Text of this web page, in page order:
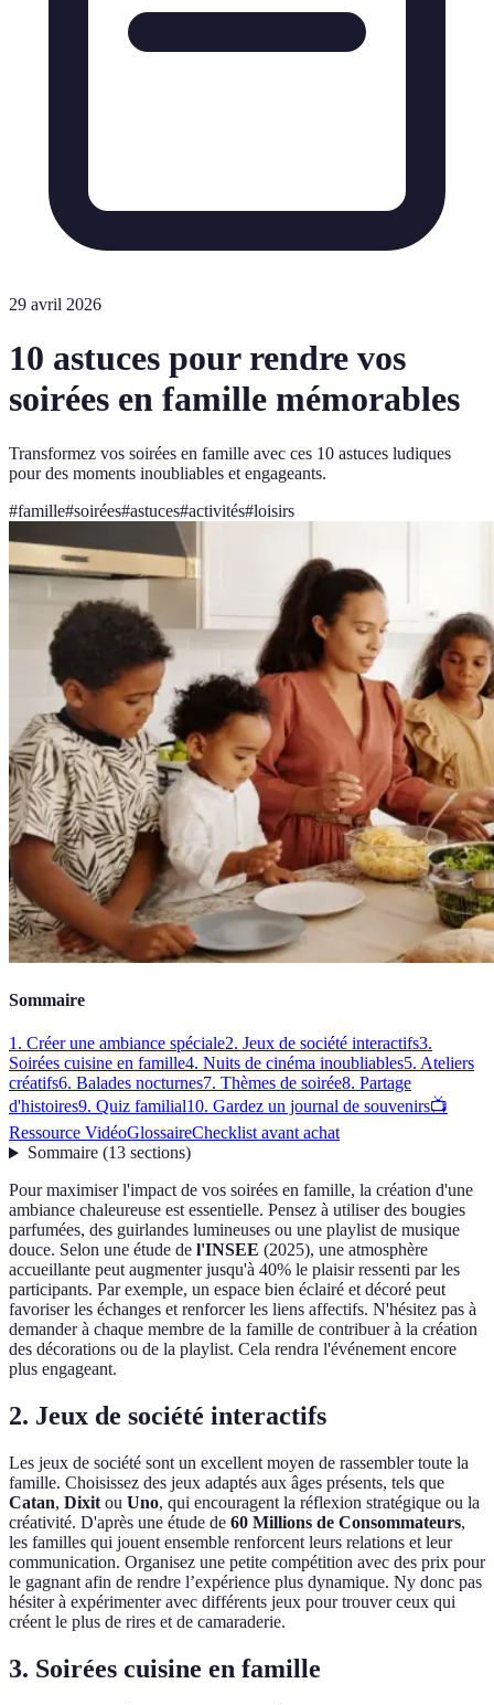
29 avril 2026
10 astuces pour rendre vos
soirées en famille mémorables
Transformez vos soirées en famille avec ces 10 astuces ludiques
pour des moments inoubliables et engageants.
#famille#soirées#astuces#activités#loisirs
Sommaire
1. Créer une ambiance spéciale2. Jeux de société interactifs3.
Soirées cuisine en famille4. Nuits de cinéma inoubliables5. Ateliers
créatifs6. Balades nocturnes7. Thèmes de soirée8. Partage
d'histoires9. Quiz familial10. Gardez un journal de souvenirs📺
Ressource VidéoGlossaireChecklist avant achat
Sommaire(13 sections)
Pour maximiser l'impact de vos soirées en famille, la création d'une
ambiance chaleureuse est essentielle. Pensez à utiliser des bougies
parfumées, des guirlandes lumineuses ou une playlist de musique
douce. Selon une étude de l'INSEE (2025), une atmosphère
accueillante peut augmenter jusqu'à 40% le plaisir ressenti par les
participants. Par exemple, un espace bien éclairé et décoré peut
favoriser les échanges et renforcer les liens affectifs. N'hésitez pas à
demander à chaque membre de la famille de contribuer à la création
des décorations ou de la playlist. Cela rendra l'événement encore
plus engageant.
2. Jeux de société interactifs
Les jeux de société sont un excellent moyen de rassembler toute la
famille. Choisissez des jeux adaptés aux âges présents, tels que
Catan, Dixit ou Uno, qui encouragent la réflexion stratégique ou la
créativité. D'après une étude de 60 Millions de Consommateurs,
les familles qui jouent ensemble renforcent leurs relations et leur
communication. Organisez une petite compétition avec des prix pour
le gagnant afin de rendre l’expérience plus dynamique. Ny donc pas
hésiter à expérimenter avec différents jeux pour trouver ceux qui
créent le plus de rires et de camaraderie.
3. Soirées cuisine en famille